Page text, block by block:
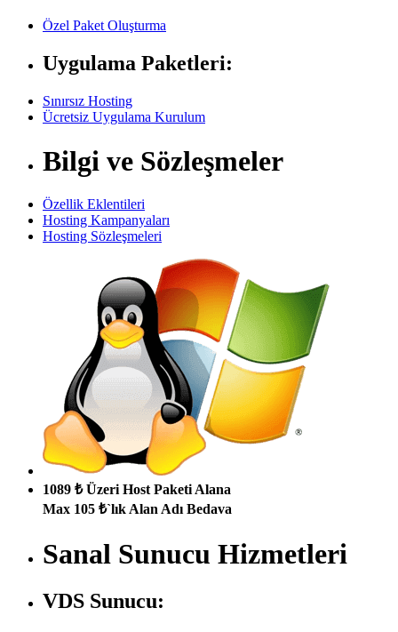
Özel Paket Oluşturma
Uygulama Paketleri:
Sınırsız Hosting
Ücretsiz Uygulama Kurulum
Bilgi ve Sözleşmeler
Özellik Eklentileri
Hosting Kampanyaları
Hosting Sözleşmeleri
1089 ₺ Üzeri Host Paketi Alana
Max 105 ₺`lık Alan Adı Bedava
Sanal Sunucu Hizmetleri
VDS Sunucu: